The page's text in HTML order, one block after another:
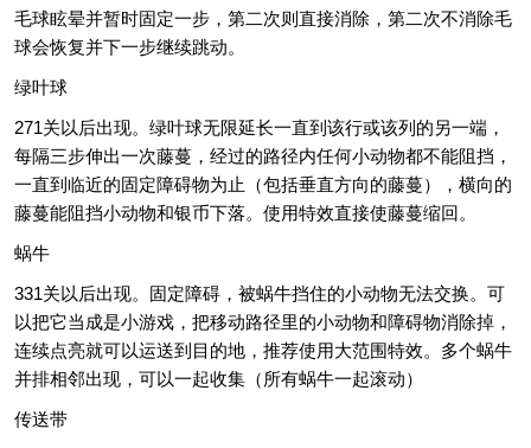
毛球眩晕并暂时固定一步，第二次则直接消除，第二次不消除毛
球会恢复并下一步继续跳动。
绿叶球
271关以后出现。绿叶球无限延长一直到该行或该列的另一端，
每隔三步伸出一次藤蔓，经过的路径内任何小动物都不能阻挡，
一直到临近的固定障碍物为止（包括垂直方向的藤蔓），横向的
藤蔓能阻挡小动物和银币下落。使用特效直接使藤蔓缩回。
蜗牛
331关以后出现。固定障碍，被蜗牛挡住的小动物无法交换。可
以把它当成是小游戏，把移动路径里的小动物和障碍物消除掉，
连续点亮就可以运送到目的地，推荐使用大范围特效。多个蜗牛
并排相邻出现，可以一起收集（所有蜗牛一起滚动）
传送带